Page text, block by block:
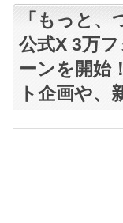
「もっと
公式X 3万
ーンを開始
ト企画や、